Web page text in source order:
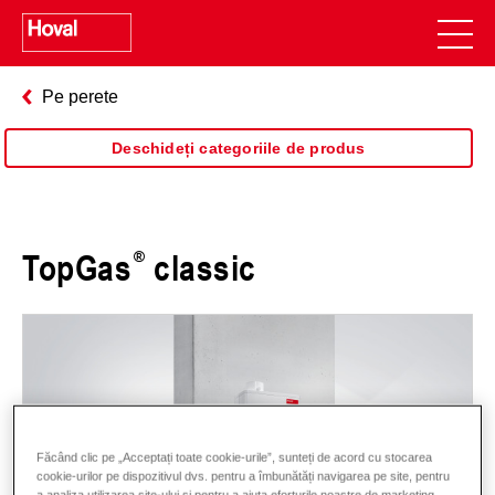
Pe perete
Deschideți categoriile de produs
TopGas classic
Făcând clic pe „Acceptați toate cookie-urile”, sunteți de acord cu stocarea
cookie-urilor pe dispozitivul dvs. pentru a îmbunătăți navigarea pe site, pentru